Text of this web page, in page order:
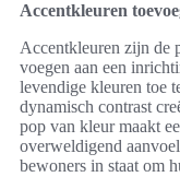
Accentkleuren
Accentkleuren zijn de
voegen aan een
levendige kleuren toe
dynamisch contrast
pop van kleur maakt
overweldigend
bewoners in staat om